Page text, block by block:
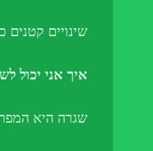
שינויים קטנים
איך אני יכול
שגרה היא